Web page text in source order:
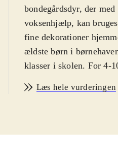
bondegårdsdyr, der med
voksenhjælp, kan
fine dekorationer
ældste børn i
klasser i skolen. For 4-
skabeloner fra Melike
Skabelonernes figurer
Læs hele vurderingen